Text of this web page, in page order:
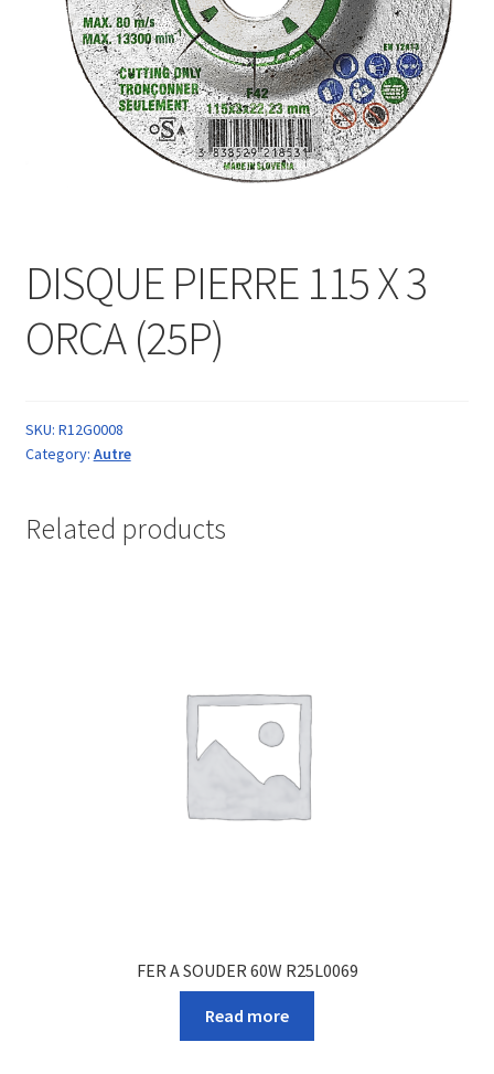
DISQUE PIERRE 115 X 3
ORCA (25P)
SKU: R12G0008
Category: Autre
Related products
FER A SOUDER 60W R25L0069
Read more